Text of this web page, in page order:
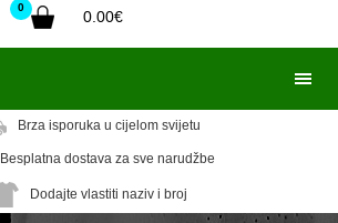
0
0.00€
Brza isporuka u cijelom svijetu
Besplatna dostava za sve narudžbe
Dodajte vlastiti naziv i broj